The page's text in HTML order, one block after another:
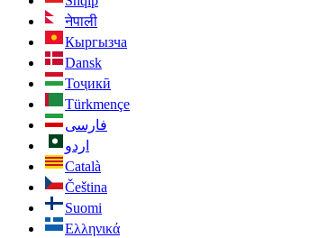
नेपाली
Кыргызча
Dansk
Тоҷикӣ
Türkmençe
فارسی
اردو
Català
Čeština
Suomi
Ελληνικά